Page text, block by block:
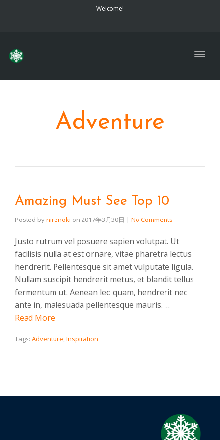
Welcome!
Adventure
Amazing Must See Top 10
Posted bynirenoki on 2017年3月30日 | No Comments
Justo rutrum vel posuere sapien volutpat. Ut
facilisis nulla at est ornare, vitae pharetra lectus
hendrerit. Pellentesque sit amet vulputate ligula.
Nullam suscipit hendrerit metus, et blandit tellus
fermentum ut. Aenean leo quam, hendrerit nec
ante in, malesuada pellentesque mauris. …
Read More
Tags: Adventure,Inspiration